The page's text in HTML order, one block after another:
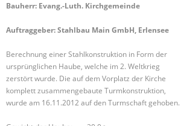
Bauherr: Evang.-Luth. Kirchgemeinde
Auftraggeber: Stahlbau Main GmbH, Erlensee
Berechnung einer Stahlkonstruktion in Form der
ursprünglichen Haube, welche im 2. Weltkrieg
zerstört wurde. Die auf dem Vorplatz der Kirche
komplett zusammengebaute Turmkonstruktion,
wurde am 16.11.2012 auf den Turmschaft gehoben.